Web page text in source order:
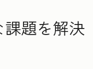
課題を解決